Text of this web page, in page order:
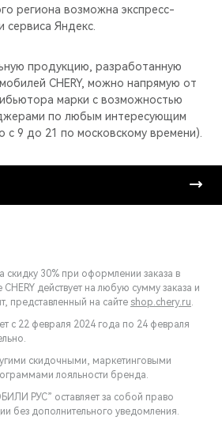
региона возможна экспресс-
Яндекс.
продукцию, разработанную
CHERY, можно напрямую от
марки с возможностью
по любым интересующим
9 до 21 по московскому времени).
скидку 30% при оформлении заказа в
действует на любую сумму заказа и
представленный на сайте shop.chery.ru
с 22 февраля 2024 года по 24 февраля
скидочными, маркетинговыми
лояльности бренда.
РУС” оставляет за собой право
без дополнительного уведомления.